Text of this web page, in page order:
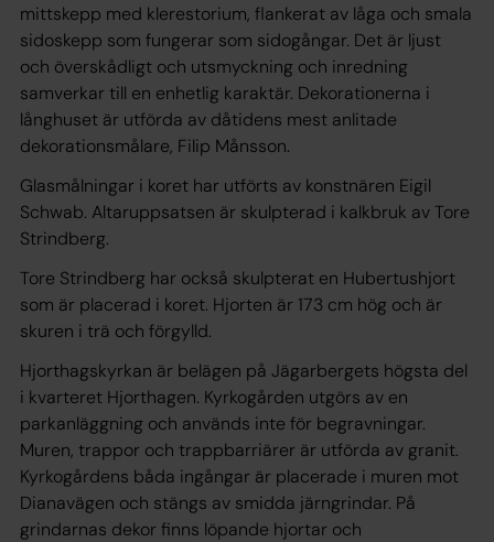
mittskepp med klerestorium, flankerat av låga och smala
sidoskepp som fungerar som sidogångar. Det är ljust
och överskådligt och utsmyckning och inredning
samverkar till en enhetlig karaktär. Dekorationerna i
långhuset är utförda av dåtidens mest anlitade
dekorationsmålare, Filip Månsson.
Glasmålningar i koret har utförts av konstnären Eigil
Schwab. Altaruppsatsen är skulpterad i kalkbruk av Tore
Strindberg.
Tore Strindberg har också skulpterat en Hubertushjort
som är placerad i koret. Hjorten är 173 cm hög och är
skuren i trä och förgylld.
Hjorthagskyrkan är belägen på Jägarbergets högsta del
i kvarteret Hjorthagen. Kyrkogården utgörs av en
parkanläggning och används inte för begravningar.
Muren, trappor och trappbarriärer är utförda av granit.
Kyrkogårdens båda ingångar är placerade i muren mot
Dianavägen och stängs av smidda järngrindar. På
grindarnas dekor finns löpande hjortar och